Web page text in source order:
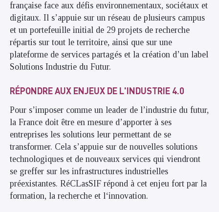
française face aux défis environnementaux, sociétaux et
digitaux. Il s’appuie sur un réseau de plusieurs campus
et un portefeuille initial de 29 projets de recherche
répartis sur tout le territoire, ainsi que sur une
plateforme de services partagés et la création d’un label
Solutions Industrie du Futur.
RÉPONDRE AUX ENJEUX DE L'INDUSTRIE 4.0
Pour s’imposer comme un leader de l’industrie du futur,
la France doit être en mesure d’apporter à ses
entreprises les solutions leur permettant de se
transformer. Cela s’appuie sur de nouvelles solutions
technologiques et de nouveaux services qui viendront
se greffer sur les infrastructures industrielles
préexistantes. RéCLasSIF répond à cet enjeu fort par la
formation, la recherche et l‘innovation.